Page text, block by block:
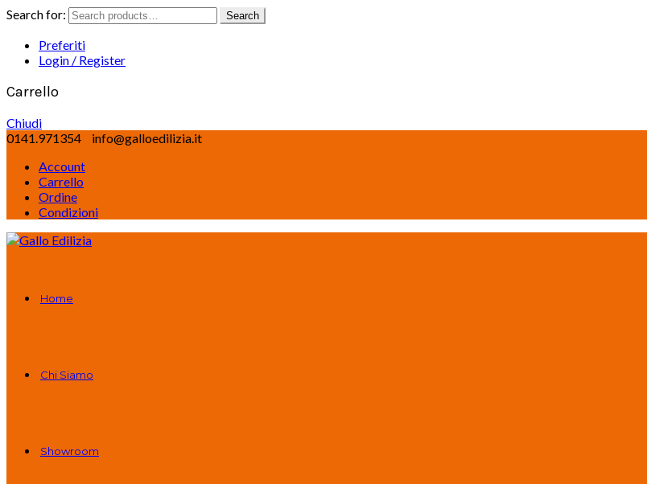
Search for: Search
Preferiti
Login / Register
Carrello
Chiudi
0141.971354
info@galloedilizia.it
Account
Carrello
Ordine
Condizioni
Home
Chi Siamo
Showroom